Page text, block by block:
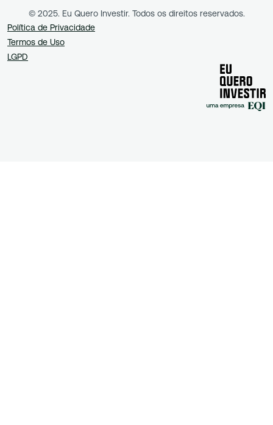
© 2025. Eu Quero Investir. Todos os direitos reservados.
Política de Privacidade
Termos de Uso
LGPD